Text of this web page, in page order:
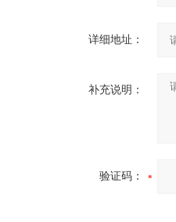
详细地址：
补充说明：
验证码：